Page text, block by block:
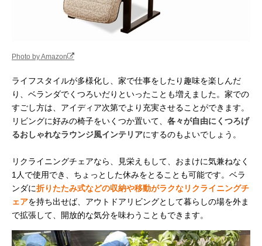
Photo by Amazon
ライフスタイルが多様化し、家で仕事をしたり趣味を楽しんだ
り、ベランダでくつろいだりといったことも増えました。家での
すごし方は、アイディア次第でより充実させることができます。
リビングに好みの椅子をいくつか置いて、 各々が自由にくつろげ
るおしゃれなラウンジ風インテリアにするのもよいでしょう。
リクライニングチェアなら、見栄えもして、おまけに気兼ねなく
1人で使用でき、ちょっとした休みをとることも可能です。ベラ
ンダに折りたたみ式などの収納や移動がラクなリクライニングチ
ェアを持ち出せば、アウトドアリビングとして暮らしの場を外ま
で拡張して、開放的な気分を味わうこともできます。